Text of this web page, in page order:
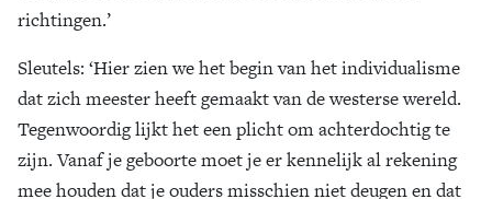
richtingen.’
Sleutels: ‘Hier zien we het begin van het individualisme
dat zich meester heeft gemaakt van de westerse wereld.
Tegenwoordig lijkt het een plicht om achterdochtig te
zijn. Vanaf je geboorte moet je er kennelijk al rekening
mee houden dat je ouders misschien niet deugen en dat